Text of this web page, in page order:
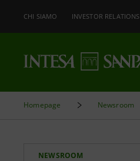
CHI SIAMO INVESTOR RELATIONS
Homepage Newsroom
NEWSROOM